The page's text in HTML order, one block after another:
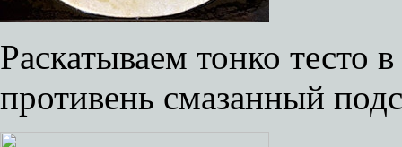
Раскатываем тонко тесто
противень смазанный